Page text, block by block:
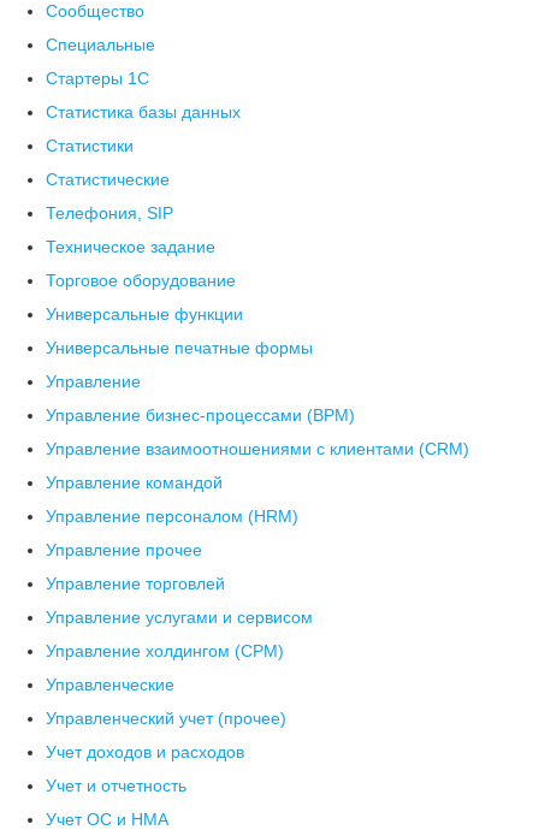
Сообщество
Специальные
Стартеры 1С
Статистика базы данных
Статистики
Статистические
Телефония, SIP
Техническое задание
Торговое оборудование
Универсальные функции
Универсальные печатные формы
Управление
Управление бизнес-процессами (BPM)
Управление взаимоотношениями с клиентами (СRM)
Управление командой
Управление персоналом (HRM)
Управление прочее
Управление торговлей
Управление услугами и сервисом
Управление холдингом (CPM)
Управленческие
Управленческий учет (прочее)
Учет доходов и расходов
Учет и отчетность
Учет ОС и НМА